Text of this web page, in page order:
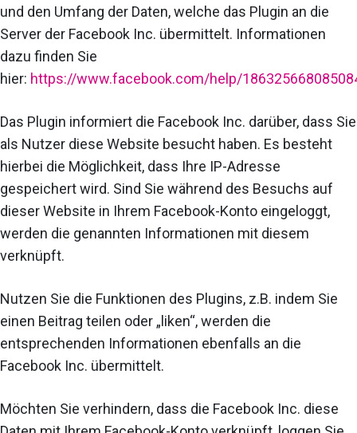
und den Umfang der Daten, welche das Plugin an die
Server der Facebook Inc. übermittelt. Informationen
dazu finden Sie
hier: https://www.facebook.com/help/
Das Plugin informiert die Facebook Inc. darüber, dass Sie
als Nutzer diese Website besucht haben. Es besteht
hierbei die Möglichkeit, dass Ihre IP-Adresse
gespeichert wird. Sind Sie während des Besuchs auf
dieser Website in Ihrem Facebook-Konto eingeloggt,
werden die genannten Informationen mit diesem
verknüpft.
Nutzen Sie die Funktionen des Plugins, z.B. indem Sie
einen Beitrag teilen oder „liken“, werden die
entsprechenden Informationen ebenfalls an die
Facebook Inc. übermittelt.
Möchten Sie verhindern, dass die Facebook Inc. diese